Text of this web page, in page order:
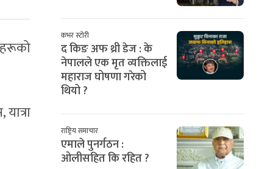
कभर स्टोरी
द किङ अफ थ्री डेज : के
नेपालले एक मृत व्यक्तिलाई
महाराज घोषणा गरेको
थियो ?
राष्ट्रिय समाचार
एमाले पुनर्गठन :
ओलीसहित कि रहित ?